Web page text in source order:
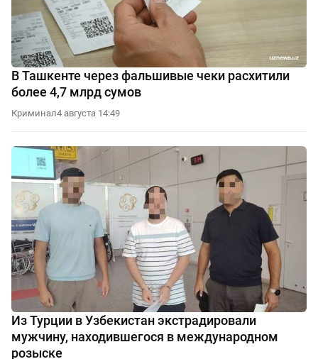
В Ташкенте через фальшивые чеки расхитили
более 4,7 млрд сумов
Криминал4 августа 14:49
Из Турции в Узбекистан экстрадировали
мужчину, находившегося в международном
розыске